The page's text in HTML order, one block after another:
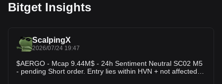
Bitget Insights
ScalpingX
2026/07/24 19:47
$AERGO - Mcap 9.44M$ - 24h Sentiment Neutral SC02 M5
- pending Short order. Entry lies within HVN + not affected